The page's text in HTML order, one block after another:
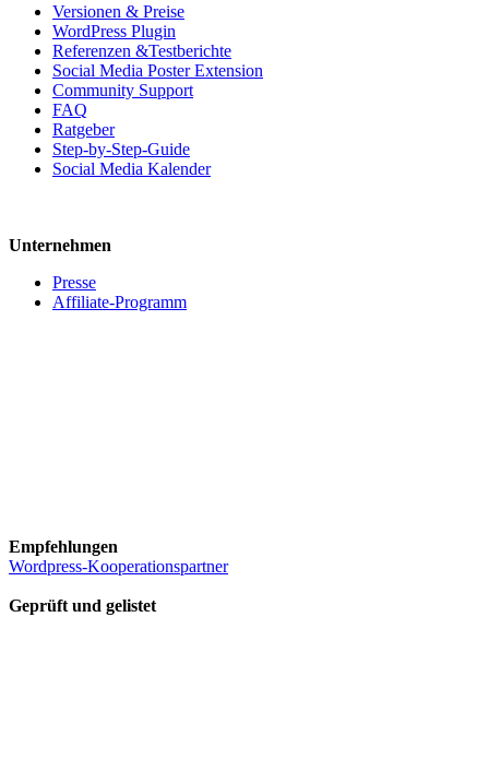
Versionen & Preise
WordPress Plugin
Referenzen &Testberichte
Social Media Poster Extension
Community Support
FAQ
Ratgeber
Step-by-Step-Guide
Social Media Kalender
Unternehmen
Presse
Affiliate-Programm
Empfehlungen
Wordpress-Kooperationspartner
Geprüft und gelistet